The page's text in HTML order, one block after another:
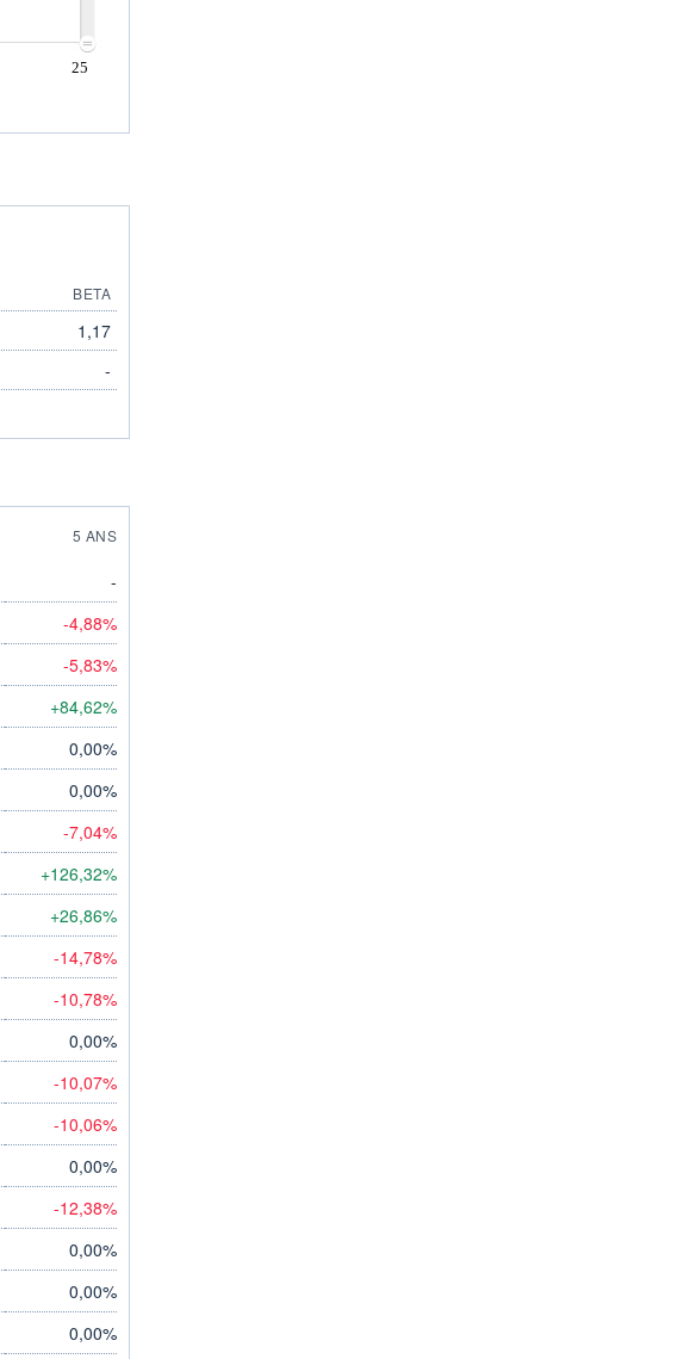
25
BETA
1,17
-
5 ANS
-
-4,88%
-5,83%
+84,62%
0,00%
0,00%
-7,04%
+126,32%
+26,86%
-14,78%
-10,78%
0,00%
-10,07%
-10,06%
0,00%
-12,38%
0,00%
0,00%
0,00%